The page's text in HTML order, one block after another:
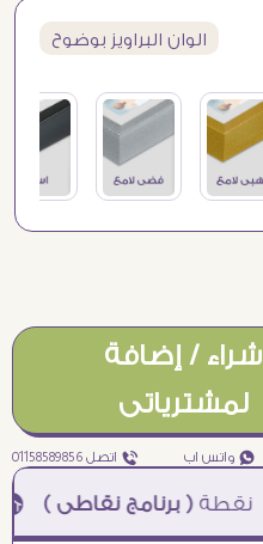
الوان البراويز بوضوح
شراء / إضافة
لمشترياتى
₧ واتس اب ƒ اتصل 01158589856
( برنامج نقاطى )à خصم 5% للعملاء الجدد à شحن مجانى عند الشراء ب 4000 جنيه à